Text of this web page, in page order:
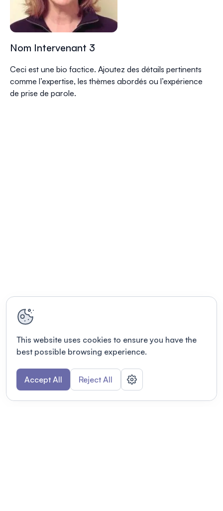
Nom Intervenant 3
Ceci est une bio factice. Ajoutez des détails pertinents
comme l’expertise, les thèmes abordés ou l’expérience
de prise de parole.
This website uses cookies to ensure you have the
best possible browsing experience.
Accept All Reject All